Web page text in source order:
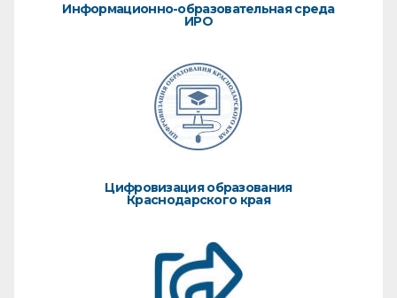
Информационно-образовательная среда
ИРО
Цифровизация образования
Краснодарского края